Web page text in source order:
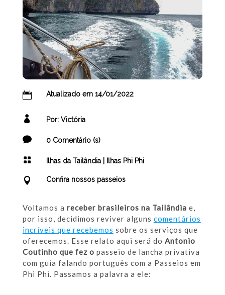
 Atualizado em 14/01/2022
 Por: Victória
 0 Comentário (s)
 Ilhas da Tailândia| Ilhas Phi Phi
 Confira nossos passeios
Voltamos a receber brasileiros na Tailândia e,
por isso, decidimos reviver alguns comentários
incríveis que recebemos sobre os serviços que
oferecemos. Esse relato aqui será do Antonio
Coutinho que fez o passeio de lancha privativa
com guia falando português com a Passeios em
Phi Phi. Passamos a palavra a ele: